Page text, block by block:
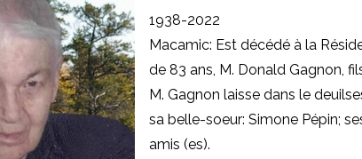
1938-2022
Macamic: Est décédé à la
de 83 ans, M. Donald Gagnon,
M. Gagnon laisse dans le
sa belle-soeur: Simone Pépin;
amis (es).